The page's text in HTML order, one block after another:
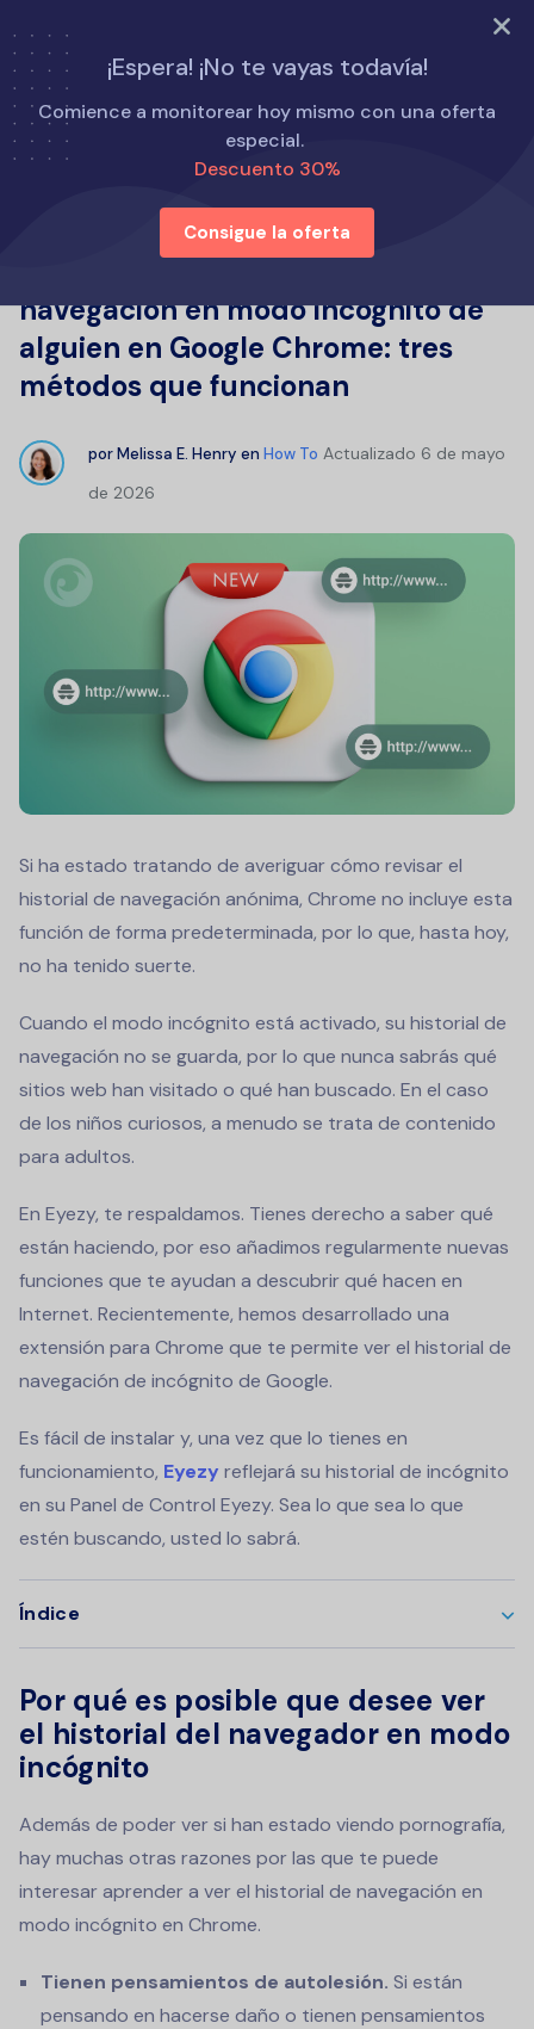
PRUEBA AHORA
¡Espera! ¡No te vayas todavía!
Comience a monitorear hoy mismo con una oferta
especial.
Descuento 30%
Consigue la oferta
Inicio
Cómo
Cómo encontrar el historial de navegación en modo
incógnito de alguien en Google Chrome: tres métodos
navegación en modo incógnito de
alguien en Google Chrome: tres
métodos que funcionan
porMelissa E. Henry en How To Actualizado 6 de mayo
de 2026
Si ha estado tratando de averiguar cómo revisar el
historial de navegación anónima, Chrome no incluye esta
función de forma predeterminada, por lo que, hasta hoy,
no ha tenido suerte.
Cuando el modo incógnito está activado, su historial de
navegación no se guarda, por lo que nunca sabrás qué
sitios web han visitado o qué han buscado. En el caso
de los niños curiosos, a menudo se trata de contenido
para adultos.
En Eyezy, te respaldamos. Tienes derecho a saber qué
están haciendo, por eso añadimos regularmente nuevas
funciones que te ayudan a descubrir qué hacen en
Internet. Recientemente, hemos desarrollado una
extensión para Chrome que te permite ver el historial de
navegación de incógnito de Google.
Es fácil de instalar y, una vez que lo tienes en
funcionamiento, Eyezy reflejará su historial de incógnito
en su Panel de Control Eyezy. Sea lo que sea lo que
estén buscando, usted lo sabrá.
Índice
Por qué es posible que desee ver
el historial del navegador en modo
incógnito
Además de poder ver si han estado viendo pornografía,
hay muchas otras razones por las que te puede
interesar aprender a ver el historial de navegación en
modo incógnito en Chrome.
Tienen pensamientos de autolesión. Si están
pensando en hacerse daño o tienen pensamientos